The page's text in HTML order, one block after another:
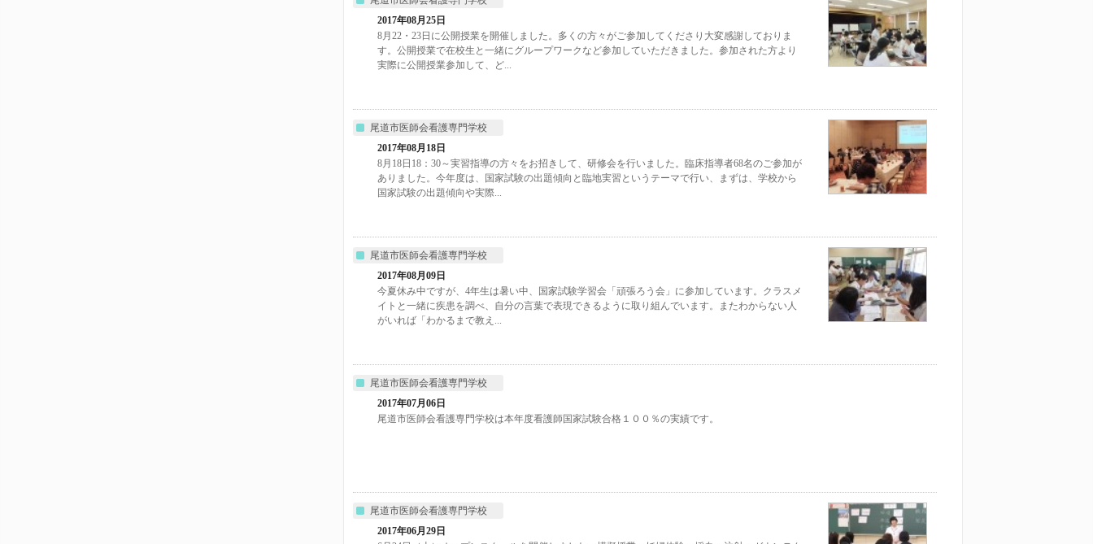
2017年08月25日
8月22・23日に公開授業を開催しました。多くの方々がご参加してくださり大変感謝しておりま
す。公開授業で在校生と一緒にグループワークなど参加していただきました。参加された方より
実際に公開授業参加して、ど...
尾道市医師会看護専門学校
2017年08月18日
8月18日18：30～実習指導の方々をお招きして、研修会を行いました。臨床指導者68名のご参加が
ありました。今年度は、国家試験の出題傾向と臨地実習というテーマで行い、まずは、学校から
国家試験の出題傾向や実際...
尾道市医師会看護専門学校
2017年08月09日
今夏休み中ですが、4年生は暑い中、国家試験学習会「頑張ろう会」に参加しています。クラスメ
イトと一緒に疾患を調べ、自分の言葉で表現できるように取り組んでいます。またわからない人
がいれば「わかるまで教え...
尾道市医師会看護専門学校
2017年07月06日
尾道市医師会看護専門学校は本年度看護師国家試験合格１００％の実績です。
尾道市医師会看護専門学校
2017年06月29日